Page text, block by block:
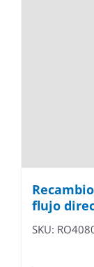
flujo
SKU: